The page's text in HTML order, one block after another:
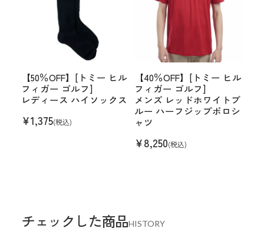
【50％OFF】[トミー ヒル
フィガー ゴルフ]
レディース ハイソックス
¥1,375(税込)
【40％OFF】[トミー ヒル
フィガー ゴルフ]
メンズ レッドホワイトブ
ルー ハーフジップポロシ
ャツ
¥8,250(税込)
チェックした商品HISTORY